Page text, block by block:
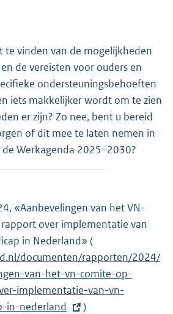
te vinden van de mogelijkheden
de vereisten voor ouders en
ondersteuningsbehoeften
iets makkelijker wordt om te zien
er zijn? Zo nee, bent u bereid
of dit mee te laten nemen in
Werkagenda 2025–2030?
«Aanbevelingen van het VN-
over implementatie van
in Nederland» (
x
t
e
documenten/rapporten/2024/
van-het-vn-comite-op-
implementatie-van-vn-
in-nederland
)